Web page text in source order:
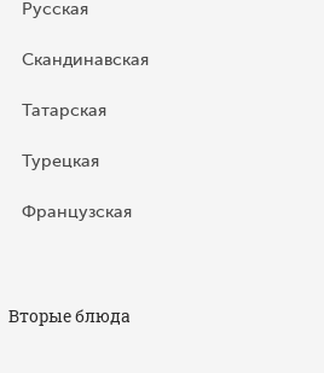
Русская
Скандинавская
Татарская
Турецкая
Французская
Вторые блюда